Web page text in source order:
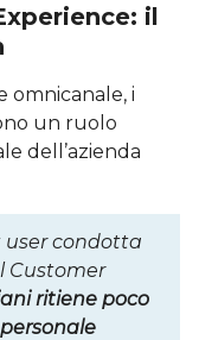
il
omnicanale, i
un ruolo
dell’azienda
user condotta
Customer
ritiene poco